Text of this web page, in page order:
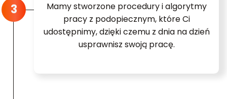
Mamy stworzone procedury i algorytmy
pracy z podopiecznym, które Ci
udostępnimy, dzięki czemu z dnia na dzień
usprawnisz swoją pracę.